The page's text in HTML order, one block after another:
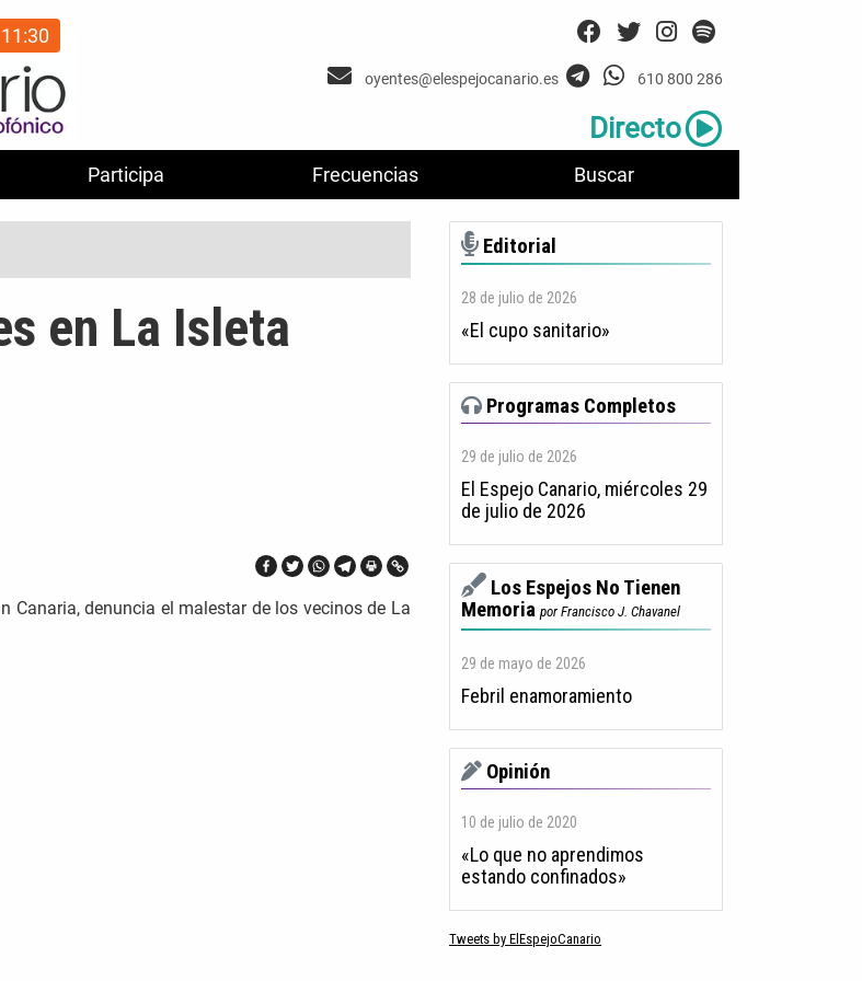
Participa Frecuencias Buscar
oyentes@elespejocanario.es 610 800 286
Directo
en La Isleta
Canaria, denuncia el malestar de los vecinos de La
Editorial
28 de julio de 2026
«El cupo sanitario»
Programas Completos
29 de julio de 2026
El Espejo Canario, miércoles 29
de julio de 2026
Los Espejos No Tienen
Memoria por Francisco J. Chavanel
29 de mayo de 2026
Febril enamoramiento
Opinión
10 de julio de 2020
«Lo que no aprendimos
estando confinados»
Tweets by ElEspejoCanario